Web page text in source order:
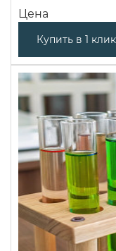
Цена
Купить в 1 клик